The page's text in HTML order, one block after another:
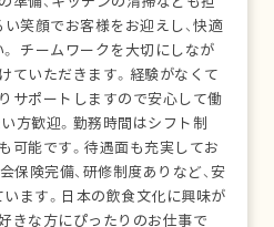
笑顔でお客様をお迎えし、快適
チームワークを大切にしなが
ていただきます。経験がなくて
サポートしますので安心して働
方歓迎。勤務時間はシフト制
可能です。待遇面も充実してお
保険完備、研修制度ありなど、安
ます。日本の飲食文化に興味が
きな方にぴったりのお仕事で